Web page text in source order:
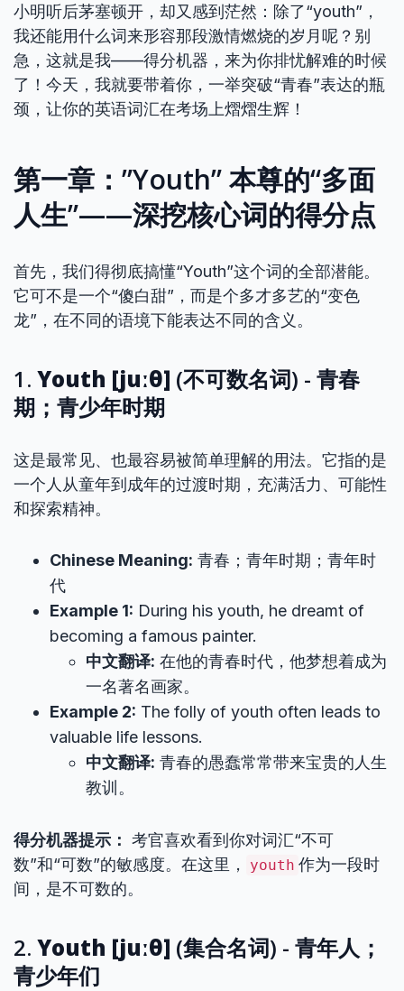
小明听后茅塞顿开，却又感到茫然：除了“youth”，
我还能用什么词来形容那段激情燃烧的岁月呢？别
急，这就是我——得分机器，来为你排忧解难的时候
了！今天，我就要带着你，一举突破“青春”表达的瓶
颈，让你的英语词汇在考场上熠熠生辉！
第一章：”Youth” 本尊的“多面
人生”——深挖核心词的得分点
首先，我们得彻底搞懂“Youth”这个词的全部潜能。
它可不是一个“傻白甜”，而是个多才多艺的“变色
龙”，在不同的语境下能表达不同的含义。
1. Youth [juːθ] (不可数名词) - 青春
期；青少年时期
这是最常见、也最容易被简单理解的用法。它指的是
一个人从童年到成年的过渡时期，充满活力、可能性
和探索精神。
Chinese Meaning: 青春；青年时期；青年时
代
Example 1: During his youth, he dreamt of
becoming a famous painter.
中文翻译: 在他的青春时代，他梦想着成为
一名著名画家。
Example 2: The folly of youth often leads to
valuable life lessons.
中文翻译: 青春的愚蠢常常带来宝贵的人生
教训。
得分机器提示： 考官喜欢看到你对词汇“不可
数”和“可数”的敏感度。在这里，
youth 作为一段时
间，是不可数的。
2. Youth [juːθ] (集合名词) - 青年人；
青少年们